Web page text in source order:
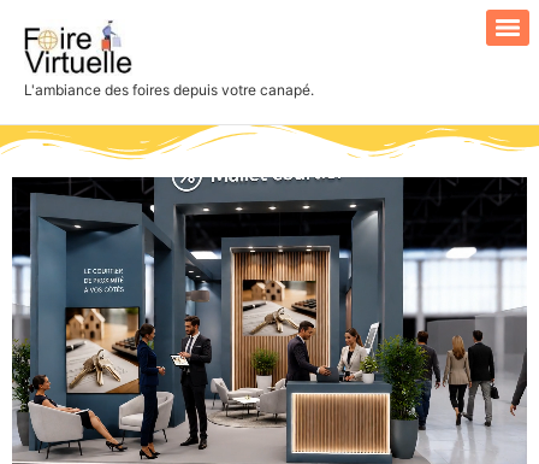
L'ambiance des foires depuis votre canapé.